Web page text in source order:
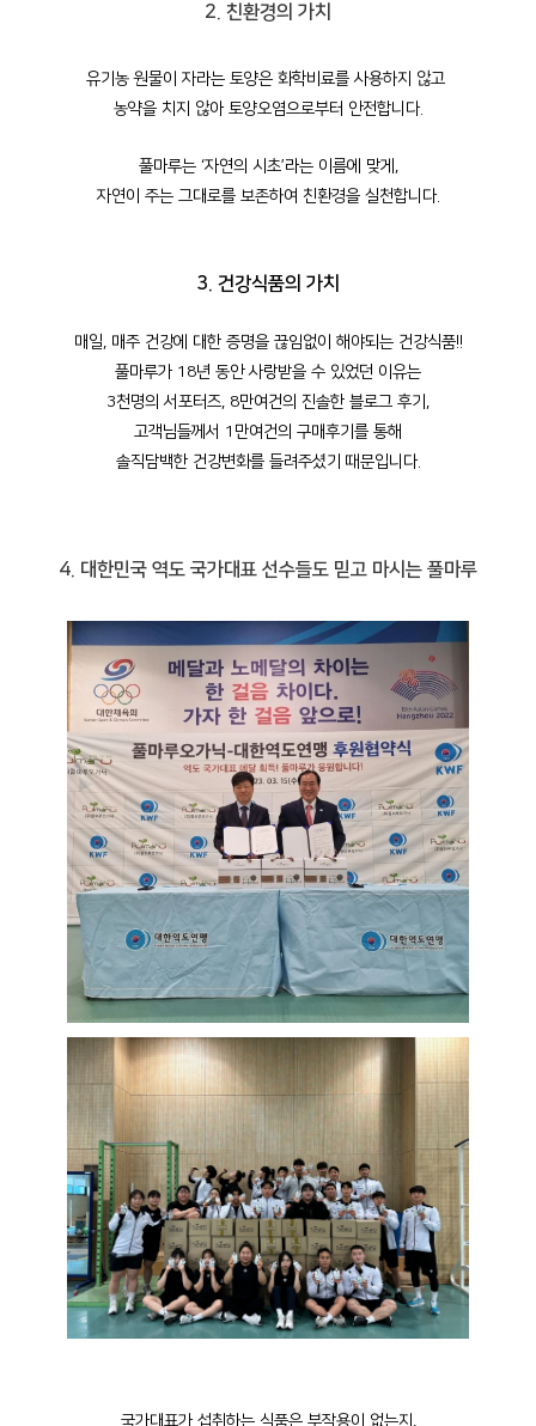
2. 친환경의 가치
유기농 원물이 자라는 토양은 화학비료를 사용하지 않고
농약을 치지 않아 토양오염으로부터 안전합니다.
풀마루는 ‘자연의 시초’라는 이름에 맞게,
자연이 주는 그대로를 보존하여 친환경을 실천합니다.
3. 건강식품의 가치
매일, 매주 건강에 대한 증명을 끊임없이 해야되는 건강식품!!
풀마루가 18년 동안 사랑받을 수 있었던 이유는
3천명의 서포터즈, 8만여건의 진솔한 블로그 후기,
고객님들께서 1만여건의 구매후기를 통해
솔직담백한 건강변화를 들려주셨기 때문입니다.
4. 대한민국 역도 국가대표 선수들도 믿고 마시는 풀마루
국가대표가 섭취하는 식품은 부작용이 없는지,